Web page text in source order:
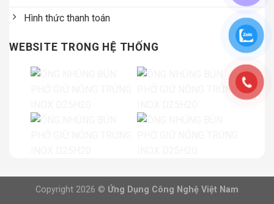
Hình thức thanh toán
WEBSITE TRONG HỆ THỐNG
Copyright 2026 © Ứng Dụng Công Nghệ Việt Nam